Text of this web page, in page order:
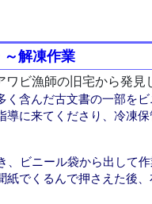
～解凍作業
ビ漁師の旧宅から発見
含んだ古文書の一部をビ
導に来てくださり、冷凍
ビニール袋から出して作
紙でくるんで押さえた後